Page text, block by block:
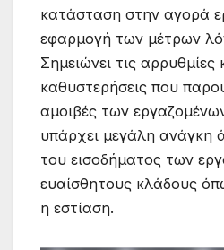
κατάσταση στην αγορά
εφαρμογή των μέτρων
Σημειώνει τις αρρυθμίες
καθυστερήσεις που
αμοιβές των
υπάρχει μεγάλη ανάγκη
του εισοδήματος των
ευαίσθητους κλάδους
η εστίαση.